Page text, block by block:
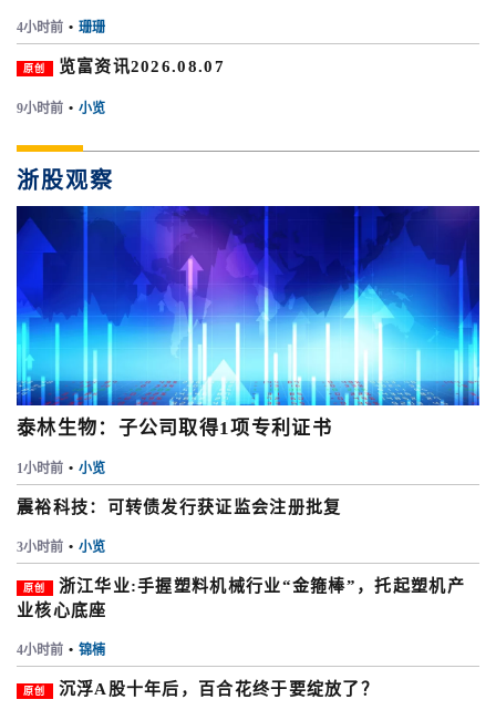
4小时前 • 珊珊
原创 览富资讯2026.08.07
9小时前 • 小览
浙股观察
泰林生物：子公司取得1项专利证书
1小时前 • 小览
震裕科技：可转债发行获证监会注册批复
3小时前 • 小览
原创
浙江华业:手握塑料机械行业“金箍棒”，托起塑机产
业核心底座
4小时前 • 锦楠
原创 沉浮A股十年后，百合花终于要绽放了？